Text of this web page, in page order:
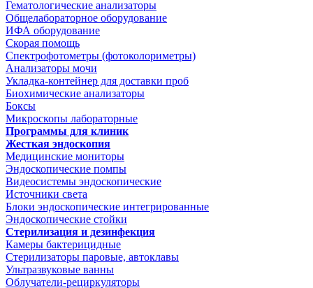
Гематологические анализаторы
Общелабораторное оборудование
ИФА оборудование
Скорая помощь
Спектрофотометры (фотоколориметры)
Анализаторы мочи
Укладка-контейнер для доставки проб
Биохимические анализаторы
Боксы
Микроскопы лабораторные
Программы для клиник
Жесткая эндоскопия
Медицинские мониторы
Эндоскопические помпы
Видеосистемы эндоскопические
Источники света
Блоки эндоскопические интегрированные
Эндоскопические стойки
Стерилизация и дезинфекция
Камеры бактерицидные
Стерилизаторы паровые, автоклавы
Ультразвуковые ванны
Облучатели-рециркуляторы